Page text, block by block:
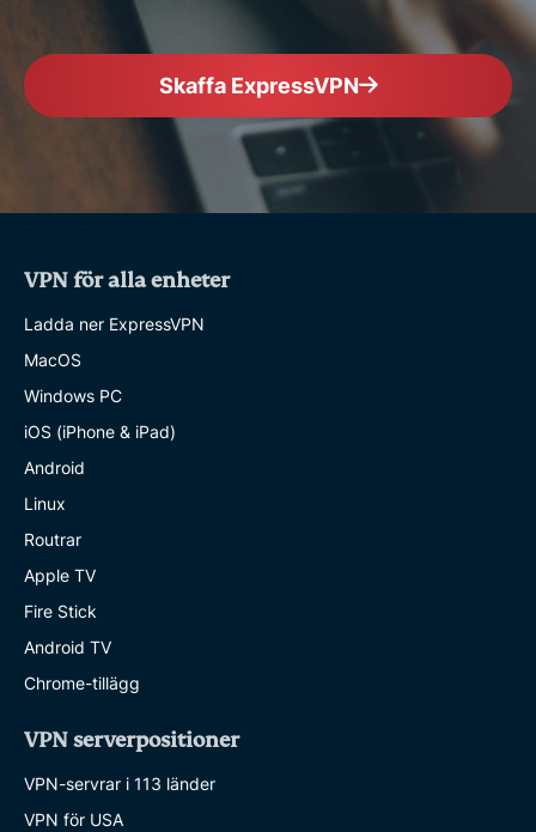
Skaffa ExpressVPN
VPN för alla enheter
Ladda ner ExpressVPN
MacOS
Windows PC
iOS (iPhone & iPad)
Android
Linux
Routrar
Apple TV
Fire Stick
Android TV
Chrome-tillägg
VPN serverpositioner
VPN-servrar i 113 länder
VPN för USA